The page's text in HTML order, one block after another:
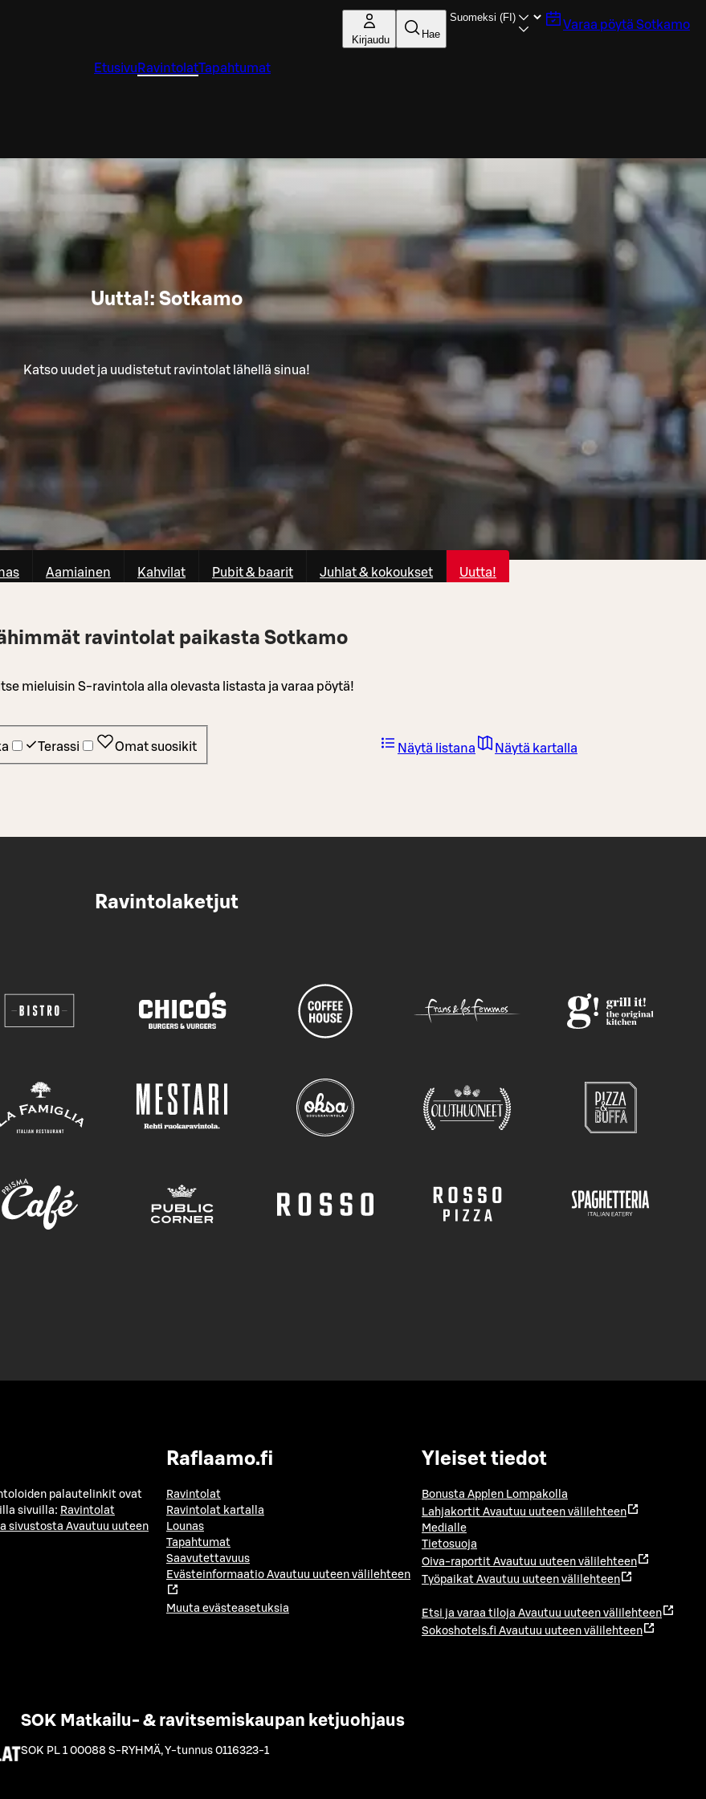
Kirjaudu Hae
Varaa pöytä Sotkamo
Etusivu RavintolatTapahtumat
Uutta!: Sotkamo
Katso uudet ja uudistetut ravintolat lähellä sinua!
Aamiainen Kahvilat Pubit & baarit Juhlat & kokoukset Uutta!
ravintolat paikasta Sotkamo
mieluisin S-ravintola alla olevasta listasta ja varaa pöytä!
Terassi Omat suosikit Näytä listana Näytä kartalla
Ravintolaketjut
palautelinkit ovat
sivuilla: Ravintolat
sivustosta Avautuu uuteen
Raflaamo.fi
Ravintolat
Ravintolat kartalla
Lounas
Tapahtumat
Saavutettavuus
Evästeinformaatio Avautuu uuteen välilehteen
Muuta evästeasetuksia
Yleiset tiedot
Bonusta Applen Lompakolla
Lahjakortit Avautuu uuteen välilehteen
Medialle
Tietosuoja
Oiva-raportit Avautuu uuteen välilehteen
Työpaikat Avautuu uuteen välilehteen
Etsi ja varaa tiloja Avautuu uuteen välilehteen
Sokoshotels.fi Avautuu uuteen välilehteen
SOK Matkailu- & ravitsemiskaupan ketjuohjaus
SOK PL 1 00088 S-RYHMÄ,Y-tunnus 0116323-1